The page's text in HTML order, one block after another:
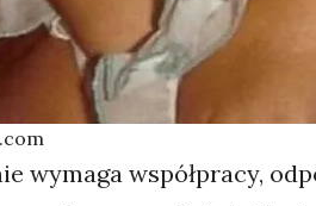
wymaga współpracy,